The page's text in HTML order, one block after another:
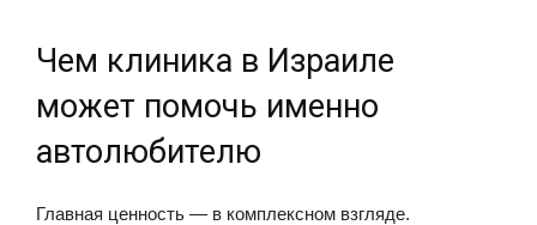
Чем клиника в Израиле
может помочь именно
автолюбителю
Главная ценность — в комплексном взгляде.